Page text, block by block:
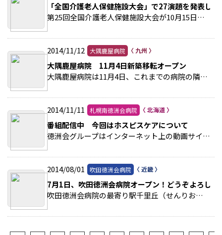
「全国介護老人保健施設大会」で27演題を発表し
第25回全国介護老人保健施設大会が10月15日から３日間、岩手県で開催されました。 >>続きを読む
2014/11/12 大隅鹿屋病院
大隅鹿屋病院 11月4日新築移転オープン
大隅鹿屋病院は11月4日、これまでの病院の隣地に新築移転オープンしました。 >>続きを読む
2014/11/11 札幌南徳洲会病院
番組配信中 今回はホスピスケアについて
徳洲会グループはインターネット上の動画サイト「YouTube」に、グループ病院の医療への取り組みを紹介する番組を、毎月１回配信しています。今回はホスピス（緩和）ケアを行ってい… >>続きを読む
2014/08/01 吹田徳洲会病院
7月1日、吹田徳洲会病院オープン！どうぞよろしく
吹田徳洲会病院の最寄り駅千里丘（せんりおか）は大阪駅から電車で15分の好立地。同院は千里丘駅から徒歩15分の見晴らしの良い高台に建ちます。 >>続きを読む